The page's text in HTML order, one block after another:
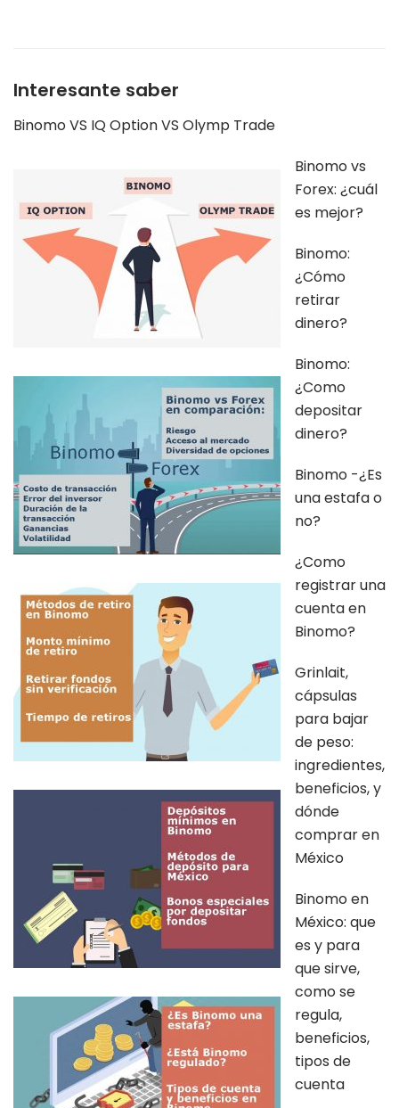
Interesante saber
Binomo VS IQ Option VS Olymp Trade
Binomo vs
Forex: ¿cuál
es mejor?
Binomo:
¿Cómo
retirar
dinero?
Binomo:
¿Como
depositar
dinero?
Binomo -¿Es
una estafa o
no?
¿Como
registrar una
cuenta en
Binomo?
Grinlait,
cápsulas
para bajar
de peso:
ingredientes,
beneficios, y
dónde
comprar en
México
Binomo en
México: que
es y para
que sirve,
como se
regula,
beneficios,
tipos de
cuenta